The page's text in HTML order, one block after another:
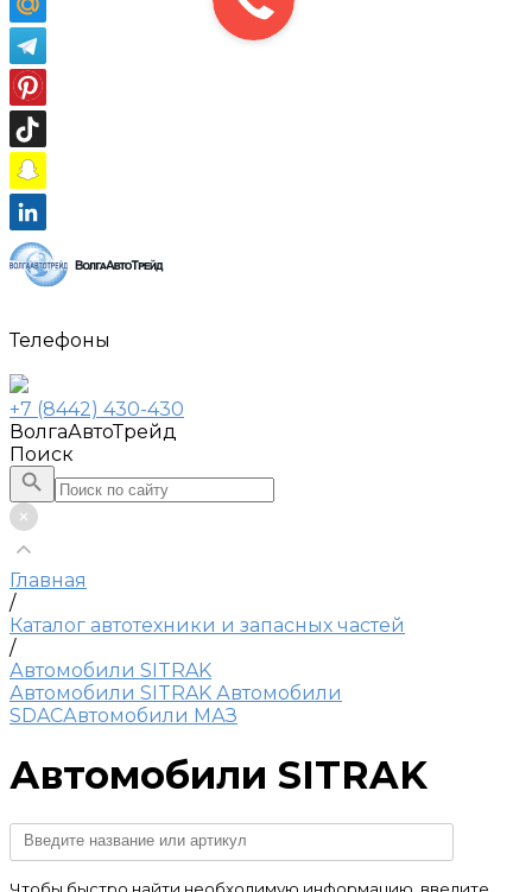
Телефоны
+7 (8442) 430-430
ВолгаАвтоТрейд
Поиск
Главная
/
Каталог автотехники и запасных частей
/
Автомобили SITRAK
Автомобили SITRAK Автомобили
SDACАвтомобили МАЗ
Автомобили SITRAK